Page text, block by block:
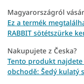
Magyarországról
Ez a termék
RABBIT sötétszürke
Nakupujete z Česka?
Tento produkt
obchodě: Šedý kulatý